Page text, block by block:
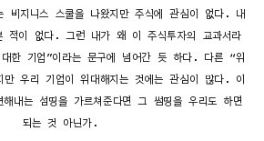
비지니스 스쿨을 나왔지만 주식에 관심이 없다. 내
적이 없다. 그런 내가 왜 이 주식투자의 교과서라
한 기업”이라는 문구에 넘어간 듯 하다. 다른 “위
만 우리 기업이 위대해지는 것에는 관심이 많다. 이
내는 섬띵을 가르쳐준다면 그 썸띵을 우리도 하면
되는 것 아닌가.